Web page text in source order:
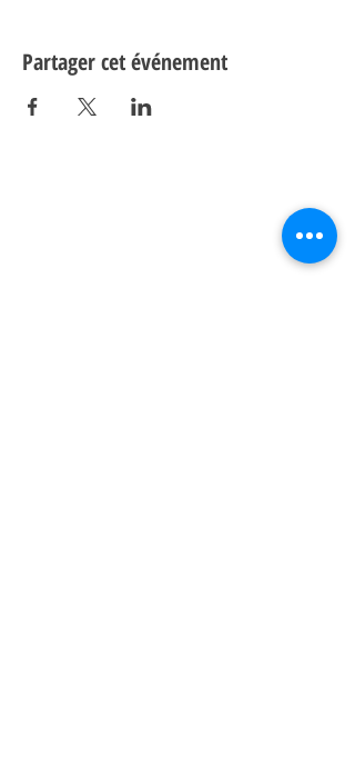
Partager cet événement